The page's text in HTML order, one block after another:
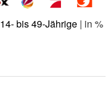
14- bis 49-Jährige| in %